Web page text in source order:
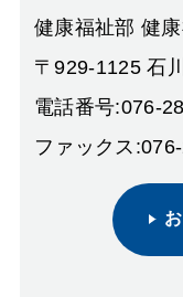
健康福祉部 健
〒929-1125 石
電話番号:076-
ファックス